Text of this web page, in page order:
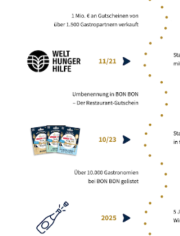
Frohe
Regionale
Berlin
Hamburg
München
Frankfurt
Köln
Düsseldorf
Stuttgart
Essen
-------
Für alle Geschenk-
Geschmackvoll und
Einlösbar für alle 10.000
Das ideale Geschenk